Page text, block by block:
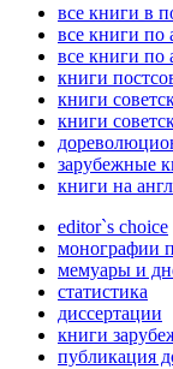
все книги в
все книги по
все книги по
книги
книги
книги
зарубежные
книги на
editor`s choice
монографии
мемуары и
статистика
диссертации
книги
публикация